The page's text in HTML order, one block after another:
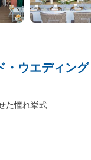
・ウエディング
た憧れ挙式